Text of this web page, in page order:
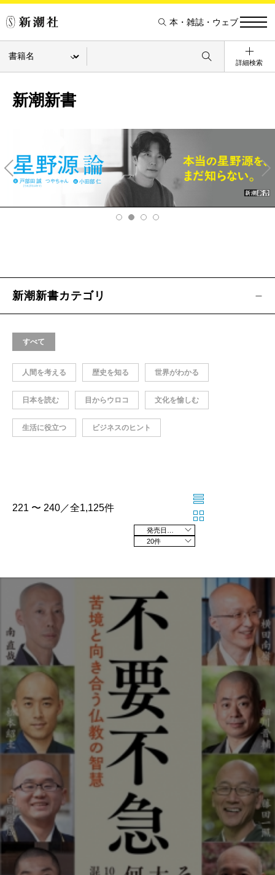
本・雑誌・ウェブ
詳細検索
新潮新書
v
Ne
xt
新潮新書カテゴリ
すべて
人間を考える 歴史を知る 世界がわかる
日本を読む 目からウロコ 文化を愉しむ
生活に役立つ ビジネスのヒント
221 〜 240／全1,125件
20件